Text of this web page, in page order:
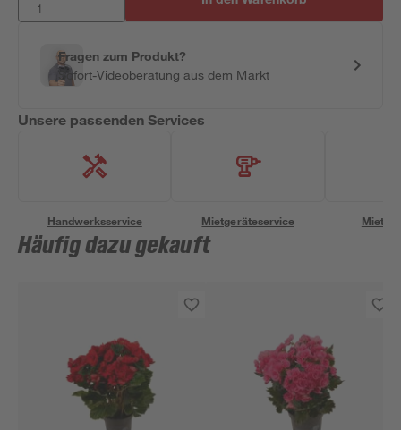
Fragen zum Produkt?
Sofort-Videoberatung aus dem Markt
Unsere passenden Services
Handwerksservice Mietgeräteservice
Häufig dazu gekauft